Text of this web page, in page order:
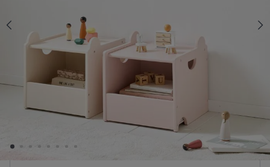
M'informer de la disponibilité
Temporairement indisponible
Le délai de livraison prévu est inconnu
Paiement sécurisé et flexible
CB, Paypal, Klarna, Apple Pay, Google Pay